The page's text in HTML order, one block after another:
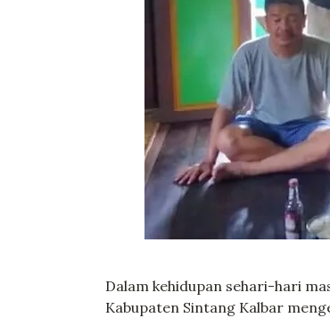
Dalam kehidupan sehari-hari
Kabupaten Sintang Kalbar